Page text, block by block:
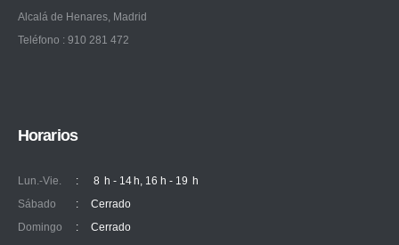
Alcalá de Henares, Madrid
Teléfono : 910 281 472
Horarios
Lun.-Vie. :
8 h - 14 h, 16 h - 19 h
Sábado
:
Cerrado
Domingo
: Cerrado